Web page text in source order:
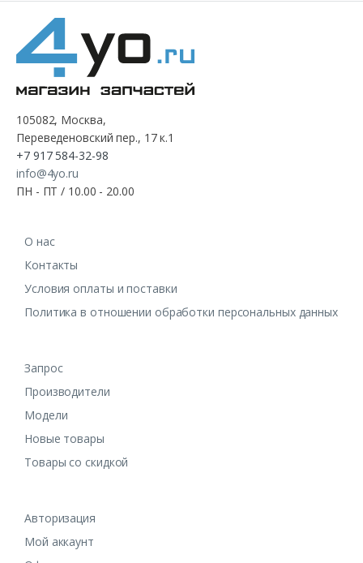
105082, Москва,
Переведеновский пер., 17 к.1
+7 917 584-32-98
info@4yo.ru
ПН - ПТ / 10.00 - 20.00
О нас
Контакты
Условия оплаты и поставки
Политика в отношении обработки персональных данных
Запрос
Производители
Модели
Новые товары
Товары со скидкой
Авторизация
Мой аккаунт